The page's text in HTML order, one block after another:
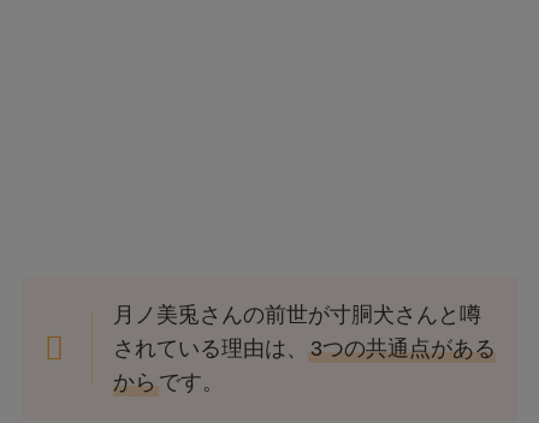
月ノ美兎さんの前世が寸胴犬さんと噂
されている理由は、3つの共通点がある
からです。